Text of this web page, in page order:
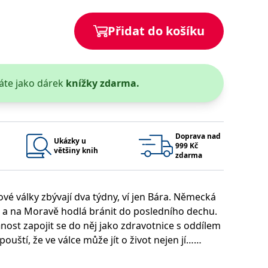
Přidat do košíku
jako dárek knížky zdarma.
Ukázky u
většiny knih
Doprava nad
999 Kč
zdarma
války zbývají dva týdny, ví jen Bára. Německá
na Moravě hodlá bránit do posledního dechu.
zapojit se do něj jako zdravotnice s oddílem
že ve válce může jít o život nejen jí…
soubory cookie návštěvníků. Je nutné, aby banner cookie
k udržování proměnných relací uživatelů. Obvykle se
příkladem je udržování přihlášeného stavu uživatele
možné podávat platné zprávy o používání jejich
stránku a slouží k počítání a sledování zobrazení
sociálních médiích. Může také shromažďovat informace o
stránky.
správného vzhledu dialogových oken.
Vyprší
Popis
### Luigisbox???